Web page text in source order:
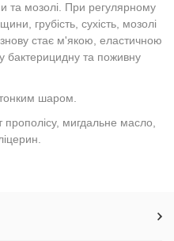
та мозолі. При регулярному
грубість, сухість, мозолі
стає м'якою, еластичною
бактерицидну та поживну
шаром.
прополісу, мигдальне масло,